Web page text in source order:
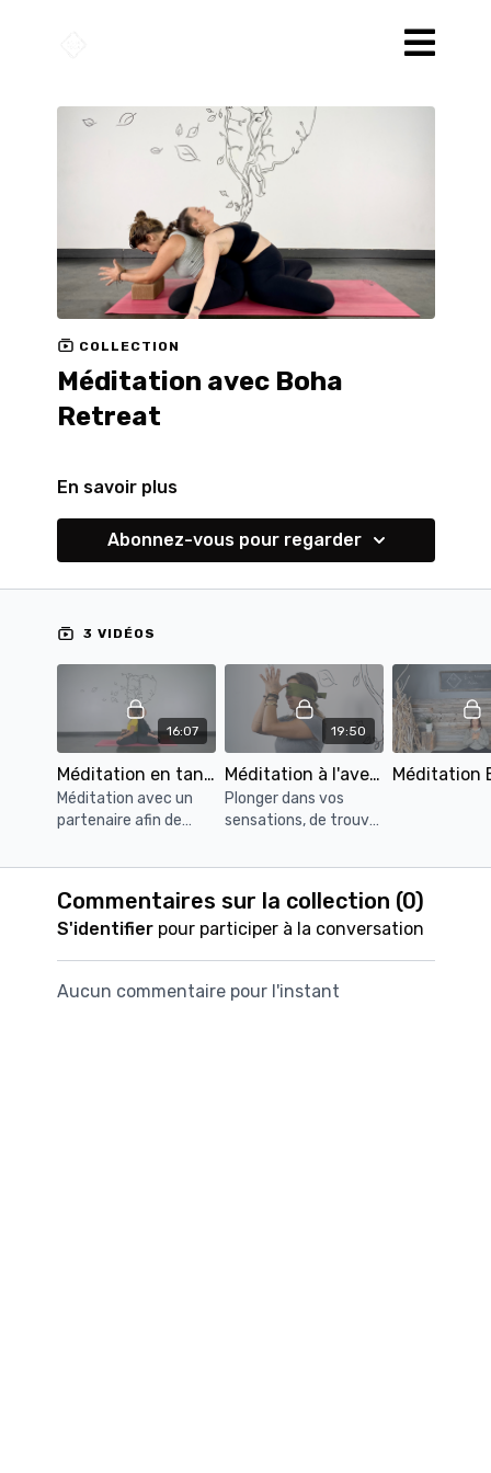
COLLECTION
Méditation avec Boha
Retreat
En savoir plus
Abonnez-vous pour regarder
3 VIDÉOS
16:07
Méditation en tandem
Méditation avec un
partenaire afin de
de votre essence
être vivant. De vous
sentir unis et
19:50
Méditation à l'aveugle
Plonger dans vos
sensations, de trouver
l'obscurité et un
esprit sans
distractions visuelles.
Commentaires sur la collection (0)
S'identifierpour participer à la conversation
Aucun commentaire pour l'instant